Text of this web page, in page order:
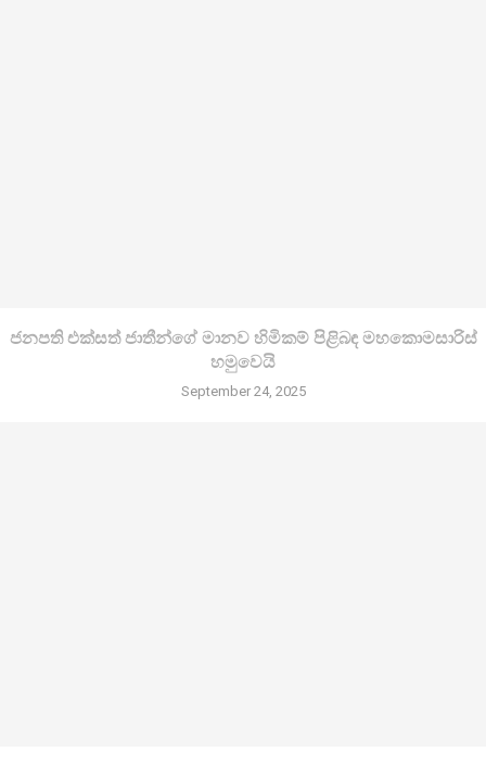
ජනපති එක්සත් ජාතීන්ගේ මානව හිමිකම් පිළිබඳ මහකොමසාරිස්
හමුවෙයි
September 24, 2025